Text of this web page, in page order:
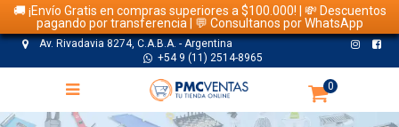
🚚 ¡Envío Gratis en compras superiores a $100.000! | 💸 Descuentos
pagando por transferencia | 💬 Consultanos por WhatsApp
Av. Rivadavia 8274, C.A.B.A. - Argentina
+54 9 (11) 2514-8965
0